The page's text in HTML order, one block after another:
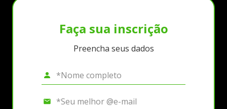
Faça sua inscrição
Preencha seus dados